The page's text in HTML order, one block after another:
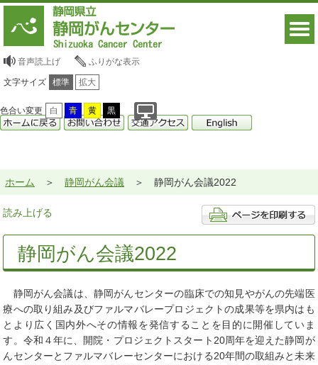
音声読上げ ふりがな表示
文字サイズ 標準 拡大
色合い変更 白 青 黄 黒
ホーム 静岡がん会議 静岡がん会議2022
読み上げる
静岡がん会議2022
静岡がん会議は、静岡がんセンターの臨床での知見やがんの先端医
療への取り組み及びファルマバレープロジェクトの成果等を県内はも
とより広く国内外へその情報を発信することを目的に開催していま
す。令和４年に、開院・プロジェクトスタート20周年を迎えた静岡が
んセンターとファルマバレーセンターにおける20年間の取組みと未来